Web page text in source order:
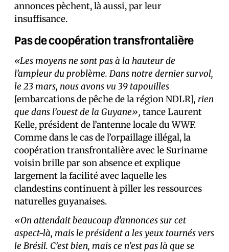
annonces pèchent, là aussi, par leur
insuffisance.
Pas de coopération transfrontalière
«Les moyens ne sont pas à la hauteur de
l’ampleur du problème. Dans notre dernier survol,
le 23 mars, nous avons vu 39 tapouilles
[embarcations de pêche de la région NDLR], rien
que dans l’ouest de la Guyane», tance Laurent
Kelle, président de l’antenne locale du WWF.
Comme dans le cas de l’orpaillage illégal, la
coopération transfrontalière avec le Suriname
voisin brille par son absence et explique
largement la facilité avec laquelle les
clandestins continuent à piller les ressources
naturelles guyanaises.
«On attendait beaucoup d’annonces sur cet
aspect-là, mais le président a les yeux tournés vers
le Brésil. C’est bien, mais ce n’est pas là que se